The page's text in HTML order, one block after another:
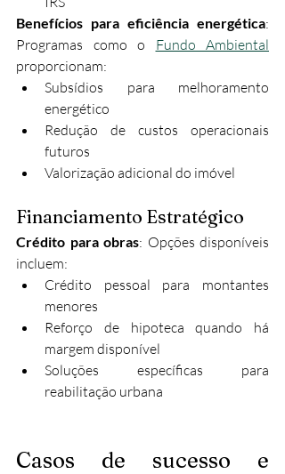
Benefícios para eficiência energética:
Programas como o Fundo Ambiental
proporcionam:
Subsídios para melhoramento
energético
Redução de custos operacionais
futuros
Valorização adicional do imóvel
Financiamento Estratégico
Crédito para obras: Opções disponíveis
incluem:
Crédito pessoal para montantes
menores
Reforço de hipoteca quando há
margem disponível
Soluções específicas para
reabilitação urbana
Casos de sucesso e